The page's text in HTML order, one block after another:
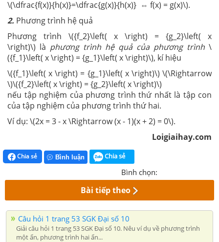
\(\dfrac{f(x)}{h(x)}=\dfrac{g(x)}{h(x)} ⇔ f(x) = g(x)\).
2. Phương trình hệ quả
Phương trình \({f_2}\left( x \right) = {g_2}\left( x
\right)\) là phương trình hệ quả của phương trình \
({f_1}\left( x \right) = {g_1}\left( x \right)\), kí hiệu
\({f_1}\left( x \right) = {g_1}\left( x \right)\) \(\Rightarrow
\)\({f_2}\left( x \right) = {g_2}\left( x \right)\)
nếu tập nghiệm của phương trình thứ nhất là tập con
của tập nghiệm của phương trình thứ hai.
Ví dụ: \(2x = 3 - x \Rightarrow (x - 1)(x + 2) = 0\).
Loigiaihay.com
Chia sẻ Bình luận Chia sẻ
Bình chọn:
Bài tiếp theo
Câu hỏi 1 trang 53 SGK Đại số 10
Giải câu hỏi 1 trang 53 SGK Đại số 10. Nêu ví dụ về phương trình
một ẩn, phương trình hai ẩn...